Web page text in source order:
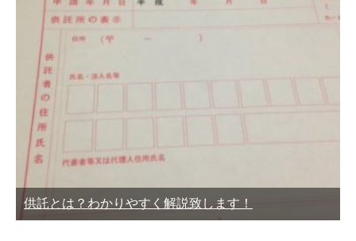
供託とは？わかりやすく解説致します！